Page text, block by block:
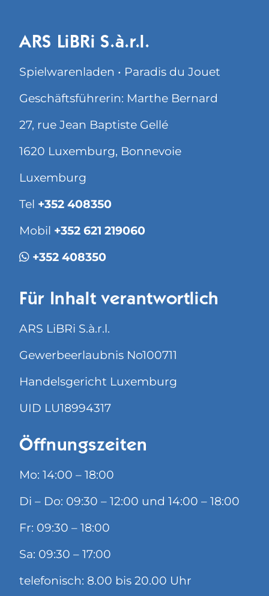
ARS LiBRi S.à.r.l.
Spielwarenladen • Paradis du Jouet
Geschäftsführerin: Marthe Bernard
27, rue Jean Baptiste Gellé
1620 Luxemburg, Bonnevoie
Luxemburg
Tel +352 408350
Mobil +352 621 219060
+352 408350
Für Inhalt verantwortlich
ARS LiBRi S.à.r.l.
Gewerbeerlaubnis No100711
Handelsgericht Luxemburg
UID LU18994317
Öffnungszeiten
Mo: 14:00 – 18:00
Di – Do: 09:30 – 12:00 und 14:00 – 18:00
Fr: 09:30 – 18:00
Sa: 09:30 – 17:00
telefonisch: 8.00 bis 20.00 Uhr